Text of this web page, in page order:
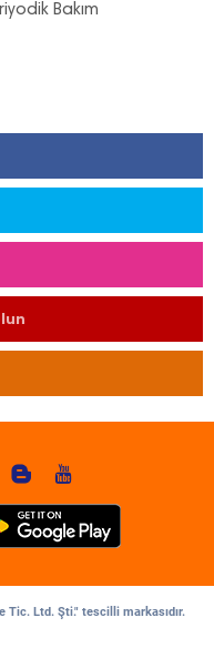
Bakım
Tic. Ltd. Şti." tescilli markasıdır.